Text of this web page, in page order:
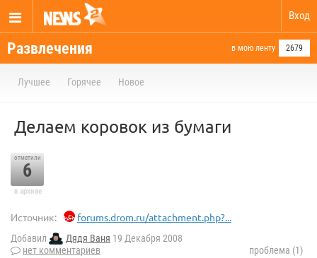
Вход
Развлечения в мою ленту 2679
Лучшее Горячее Новое
Делаем коровок из бумаги
отметили
6
в архиве
Источник: forums.drom.ru/attachment.php?...
Добавил Дядя Ваня 19 Декабря 2008
нет комментариев
проблема (1)